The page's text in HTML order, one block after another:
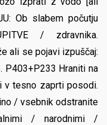
Ob slabem počutju
/ zdravnika.
ali se pojavi izpuščaj:
Hraniti na
v tesno zaprti posodi.
/ vsebnik odstranite
/ narodnimi /